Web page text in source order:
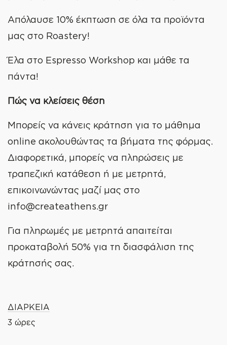
WECREATE
Απόλαυσε 10% έκπτωση σε όλα τα προϊόντα
μας στο Roastery!
Έλα στο Espresso Workshop και μάθε τα
πάντα!
Πώς να κλείσεις θέση
Μπορείς να κάνεις κράτηση για το μάθημα
online ακολουθώντας τα βήματα της φόρμας.
Διαφορετικά, μπορείς να πληρώσεις με
τραπεζική κατάθεση ή με μετρητά,
επικοινωνώντας μαζί μας στο
info@createathens.gr
Για πληρωμές με μετρητά απαιτείται
προκαταβολή 50% για τη διασφάλιση της
κράτησής σας.
ΔΙΑΡΚΕΙΑ
3 ώρες